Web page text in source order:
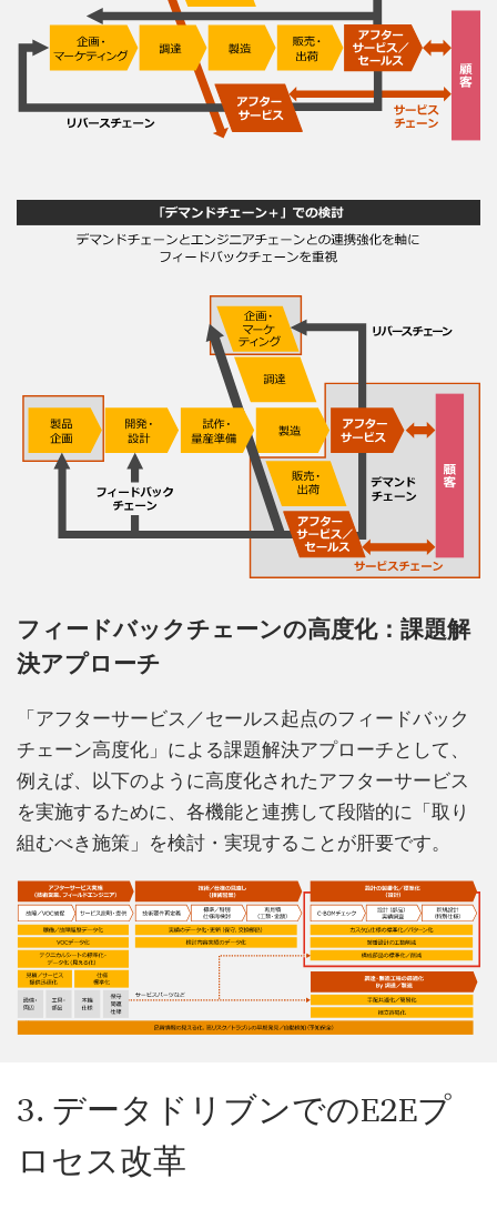
フィードバックチェーンの高度化：課題解
決アプローチ
「アフターサービス／セールス起点のフィードバック
チェーン高度化」による課題解決アプローチとして、
例えば、以下のように高度化されたアフターサービス
を実施するために、各機能と連携して段階的に「取り
組むべき施策」を検討・実現することが肝要です。
3. データドリブンでのE2Eプ
ロセス改革